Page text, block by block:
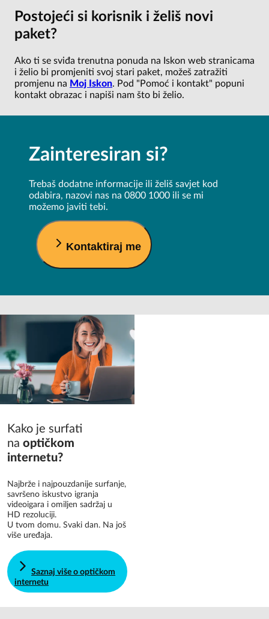
Postojeći si korisnik i želiš novi
paket?
Ako ti se sviđa trenutna ponuda na Iskon web stranicama
i želio bi promjeniti svoj stari paket, možeš zatražiti
promjenu na Moj Iskon. Pod "Pomoć i kontakt" popuni
kontakt obrazac i napiši nam što bi želio.
Zainteresiran si?
Trebaš dodatne informacije ili želiš savjet kod
odabira, nazovi nas na 0800 1000 ili se mi
možemo javiti tebi.
Kontaktiraj me
Kako je surfati
na optičkom
internetu?
Najbrže i najpouzdanije surfanje,
savršeno iskustvo igranja
videoigara i omiljen sadržaj u
HD rezoluciji.
U tvom domu. Svaki dan. Na još
više uređaja.
Saznaj više o optičkom
internetu